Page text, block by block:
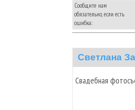
Сообщите нам
обязательно, если есть
ошибка:
Светлана
Свадебная